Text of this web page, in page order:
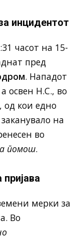
инцидентот
часот на 15-
пред
. Нападот
освен Н.С., во
од кои едно
на
во
помош.
мерки за
Во